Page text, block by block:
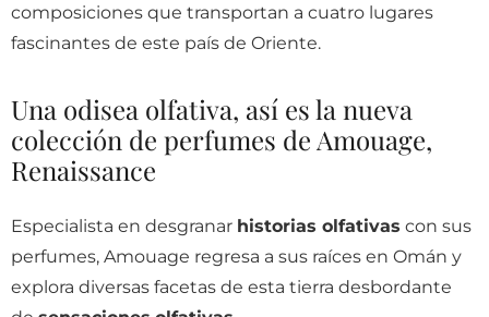
composiciones que transportan a cuatro lugares
fascinantes de este país de Oriente.
Una odisea olfativa, así es la nueva
colección de perfumes de Amouage,
Renaissance
Especialista en desgranar historias olfativas con sus
perfumes, Amouage regresa a sus raíces en Omán y
explora diversas facetas de esta tierra desbordante